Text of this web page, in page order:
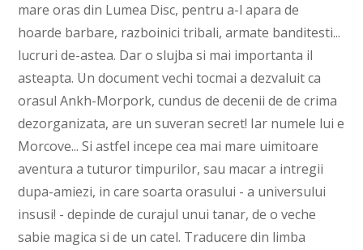
mare oras din Lumea Disc, pentru a-l apara de
hoarde barbare, razboinici tribali, armate banditesti...
lucruri de-astea. Dar o slujba si mai importanta il
asteapta. Un document vechi tocmai a dezvaluit ca
orasul Ankh-Morpork, cundus de decenii de de crima
dezorganizata, are un suveran secret! Iar numele lui e
Morcove... Si astfel incepe cea mai mare uimitoare
aventura a tuturor timpurilor, sau macar a intregii
dupa-amiezi, in care soarta orasului - a universului
insusi! - depinde de curajul unui tanar, de o veche
sabie magica si de un catel. Traducere din limba